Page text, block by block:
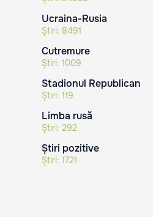
Ucraina-Rusia
Știri: 8491
Cutremure
Știri: 1009
Stadionul Republican
Știri: 119
Limba rusă
Știri: 292
Știri pozitive
Știri: 1721